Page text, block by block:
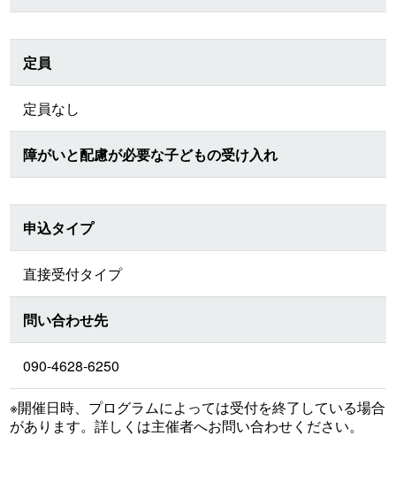
定員
定員なし
障がいと配慮が必要な子どもの受け入れ
申込タイプ
直接受付タイプ
問い合わせ先
090-4628-6250
※開催日時、プログラムによっては受付を終了している場合
があります。詳しくは主催者へお問い合わせください。